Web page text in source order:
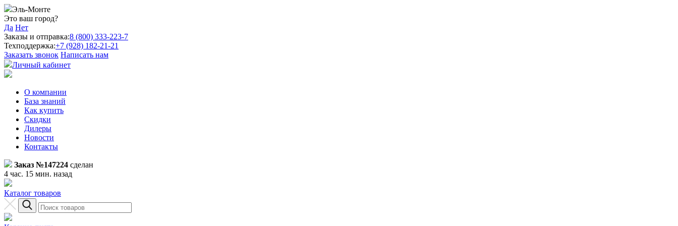
Эль-Монте
Это ваш город?
Да Нет
Заказы и отправка:8 (800) 333-223-7
Техподдержка:+7 (928) 182-21-21
Заказать звонок Написать нам
Личный кабинет
О компании
База знаний
Как купить
Скидки
Дилеры
Новости
Контакты
Заказ №147224 сделан
4 час. 15 мин. назад
Каталог товаров